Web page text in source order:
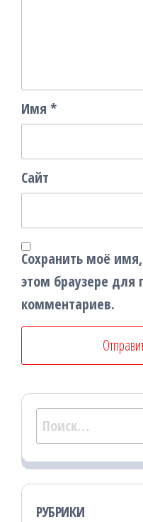
Имя *
Сайт
Сохранить моё
этом браузере
комментариев.
Найти:
РУБРИКИ